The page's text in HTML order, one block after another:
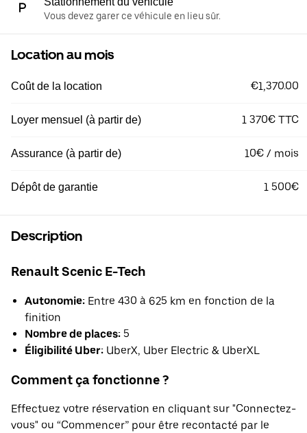
Vous devez garer ce véhicule en lieu sûr.
Location au mois
Coût de la location €1,370.00
Loyer mensuel (à partir de) 1 370€ TTC
Assurance (à partir de) 10€ / mois
Dépôt de garantie 1 500€
Description
Renault Scenic E-Tech
Autonomie: Entre 430 à 625 km en fonction de la
finition
Nombre de places: 5
Éligibilité Uber: UberX, Uber Electric & UberXL
Comment ça fonctionne ?
Effectuez votre réservation en cliquant sur "Connectez-
vous" ou “Commencer” pour être recontacté par le